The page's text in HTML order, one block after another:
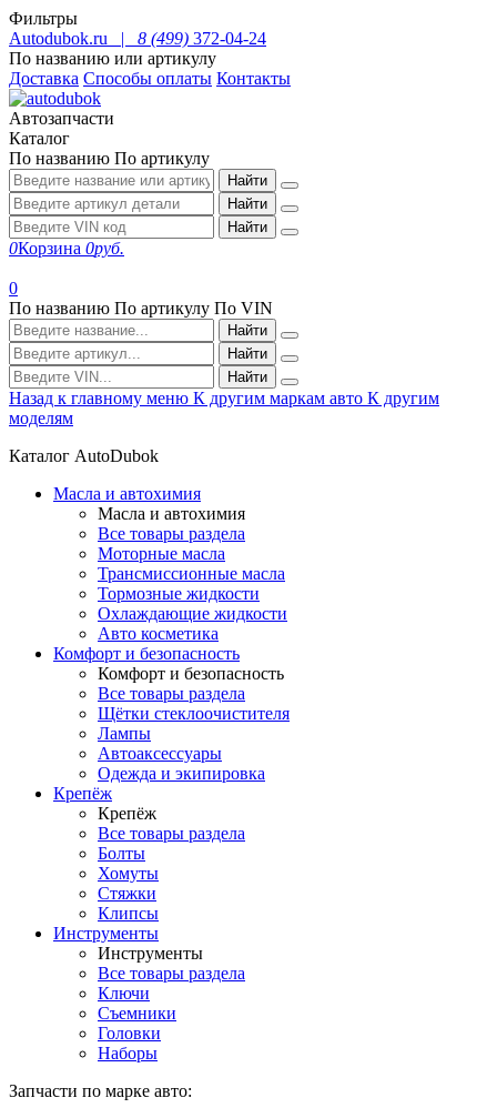
Фильтры
Autodubok.ru |
8 (499) 372-04-24
По названию или артикулу
Доставка Способы оплаты Контакты
Автозапчасти
Каталог
По названию По артикулу
Найти
Найти
Найти
0Корзина 0руб.
0
По названию По артикулу По VIN
Найти
Найти
Найти
Назад к главному меню К другим маркам авто К другим
моделям
Каталог AutoDubok
Масла и автохимия
Масла и автохимия
Все товары раздела
Моторные масла
Трансмиссионные масла
Тормозные жидкости
Охлаждающие жидкости
Авто косметика
Комфорт и безопасность
Комфорт и безопасность
Все товары раздела
Щётки стеклоочистителя
Лампы
Автоаксессуары
Одежда и экипировка
Крепёж
Крепёж
Все товары раздела
Болты
Хомуты
Стяжки
Клипсы
Инструменты
Инструменты
Все товары раздела
Ключи
Съемники
Головки
Наборы
Запчасти по марке авто: